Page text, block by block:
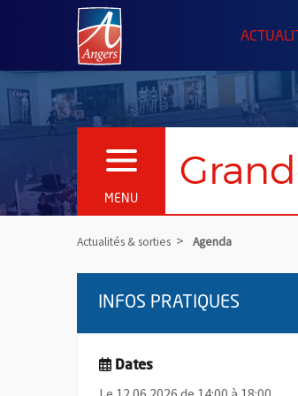
Angers.fr : Retour à l'accueil
MENU
OUVRIR LE MENU
Actualités & sorties Agenda
INFOS PRATIQUES
Dates